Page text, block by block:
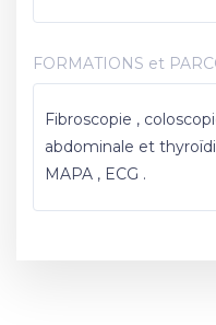
FORMATIONS et
Fibroscopie ,
abdominale et
MAPA , ECG .